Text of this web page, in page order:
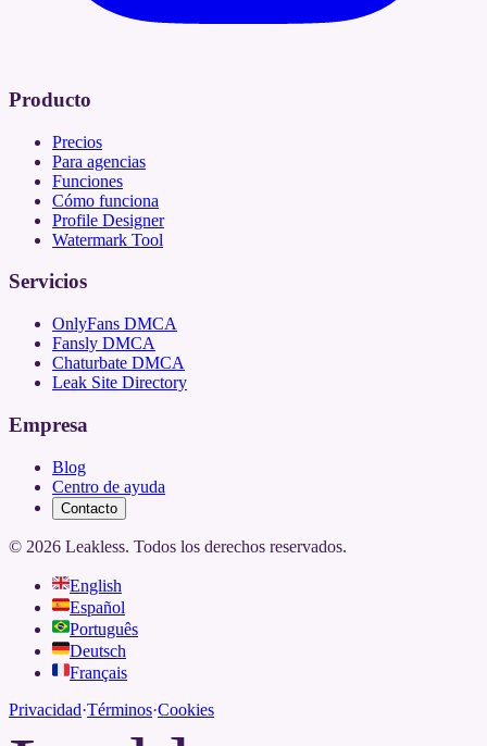
Producto
Precios
Para agencias
Funciones
Cómo funciona
Profile Designer
Watermark Tool
Servicios
OnlyFans DMCA
Fansly DMCA
Chaturbate DMCA
Leak Site Directory
Empresa
Blog
Centro de ayuda
Contacto
© 2026 Leakless. Todos los derechos reservados.
English
Español
Português
Deutsch
Français
Privacidad·Términos·Cookies